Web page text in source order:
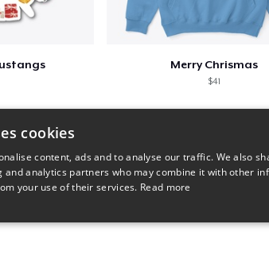
Merry Chrismas
$41
cookies
content, ads and to analyse our traffic. We also
analytics partners who may combine it with other
your use of their services. Read more